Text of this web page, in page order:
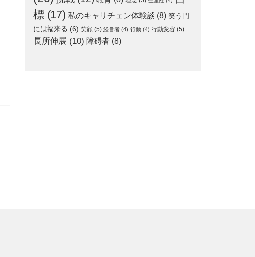
標 (17) 私のキャリチェン体験談 (8) 笑う門
には福来る (6) 笑顔(5) 経営者(4) 行動(4) 行動変容(5)
長所伸展 (10) 障碍者(8)